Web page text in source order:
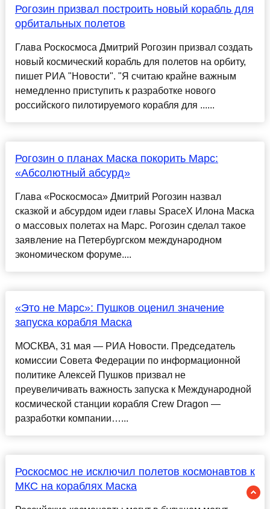
Рогозин призвал построить новый корабль для
орбитальных полетов
Глава Роскосмоса Дмитрий Рогозин призвал создать
новый космический корабль для полетов на орбиту,
пишет РИА "Новости". "Я считаю крайне важным
немедленно приступить к разработке нового
российского пилотируемого корабля для ......
Рогозин о планах Маска покорить Марс:
«Абсолютный абсурд»
Глава «Роскосмоса» Дмитрий Рогозин назвал
сказкой и абсурдом идеи главы SpaceX Илона Маска
о массовых полетах на Марс. Рогозин сделал такое
заявление на Петербургском международном
экономическом форуме....
«Это не Марс»: Пушков оценил значение
запуска корабля Маска
МОСКВА, 31 мая — РИА Новости. Председатель
комиссии Совета Федерации по информационной
политике Алексей Пушков призвал не
преувеличивать важность запуска к Международной
космической станции корабля Crew Dragon —
разработки компании…...
Роскосмос не исключил полетов космонавтов к
МКС на кораблях Маска